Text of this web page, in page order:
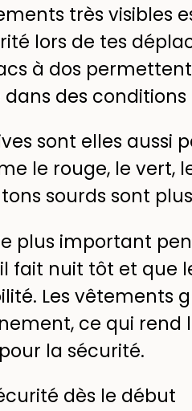
très visibles
lors de tes
à dos
des
sont elles aussi
le rouge, le vert,
sourds sont
plus important
fait nuit tôt et
Les vêtements
ce qui
la sécurité.
dès le début